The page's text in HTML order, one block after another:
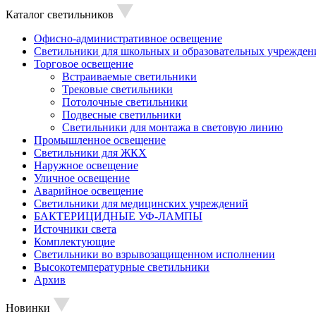
Каталог светильников
Офисно-административное освещение
Светильники для школьных и образовательных
Торговое освещение
Встраиваемые светильники
Трековые светильники
Потолочные светильники
Подвесные светильники
Светильники для монтажа в световую линию
Промышленное освещение
Светильники для ЖКХ
Наружное освещение
Уличное освещение
Аварийное освещение
Светильники для медицинских учреждений
БАКТЕРИЦИДНЫЕ УФ-ЛАМПЫ
Источники света
Комплектующие
Светильники во взрывозащищенном исполнении
Высокотемпературные светильники
Архив
Новинки